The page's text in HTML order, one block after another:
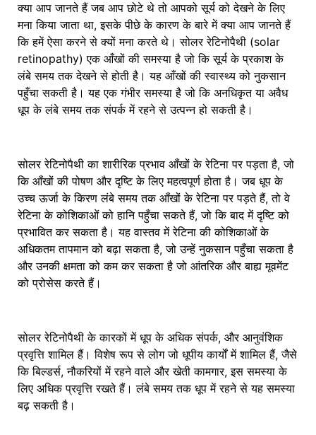
क्या आप जानते हैं जब आप छोटे थे तो आपको सूर्य को देखने के लिए
मना किया जाता था, इसके पीछे के कारण के बारे में क्या आप जानते हैं
कि हमें ऐसा करने से क्यों मना करते थे। सोलर रेटिनोपैथी (solar
retinopathy) एक आँखों की समस्या है जो कि सूर्य के प्रकाश के
लंबे समय तक देखने से होती है। यह आँखों की स्वास्थ्य को नुकसान
पहुँचा सकती है। यह एक गंभीर समस्या है जो कि अनधिकृत या अवैध
धूप के लंबे समय तक संपर्क में रहने से उत्पन्न हो सकती है।
सोलर रेटिनोपैथी का शारीरिक प्रभाव आँखों के रेटिना पर पड़ता है, जो
कि आँखों की पोषण और दृष्टि के लिए महत्वपूर्ण होता है। जब धूप के
उच्च ऊर्जा के किरण लंबे समय तक आँखों के रेटिना पर पड़ते हैं, तो वे
रेटिना के कोशिकाओं को हानि पहुँचा सकते हैं, जो कि बाद में दृष्टि को
प्रभावित कर सकता है। यह वास्तव में रेटिना की कोशिकाओं के
अधिकतम तापमान को बढ़ा सकता है, जो उन्हें नुकसान पहुँचा सकता है
और उनकी क्षमता को कम कर सकता है जो आंतरिक और बाह्य मूवमेंट
को प्रोसेस करते हैं।
सोलर रेटिनोपैथी के कारकों में धूप के अधिक संपर्क, और आनुवंशिक
प्रवृत्ति शामिल हैं। विशेष रूप से लोग जो धूपीय कार्यों में शामिल हैं, जैसे
कि बिल्डर्स, नौकरियों में रहने वाले और खेती कामगार, इस समस्या के
लिए अधिक प्रवृत्ति रखते हैं। लंबे समय तक धूप में रहने से यह समस्या
बढ़ सकती है।